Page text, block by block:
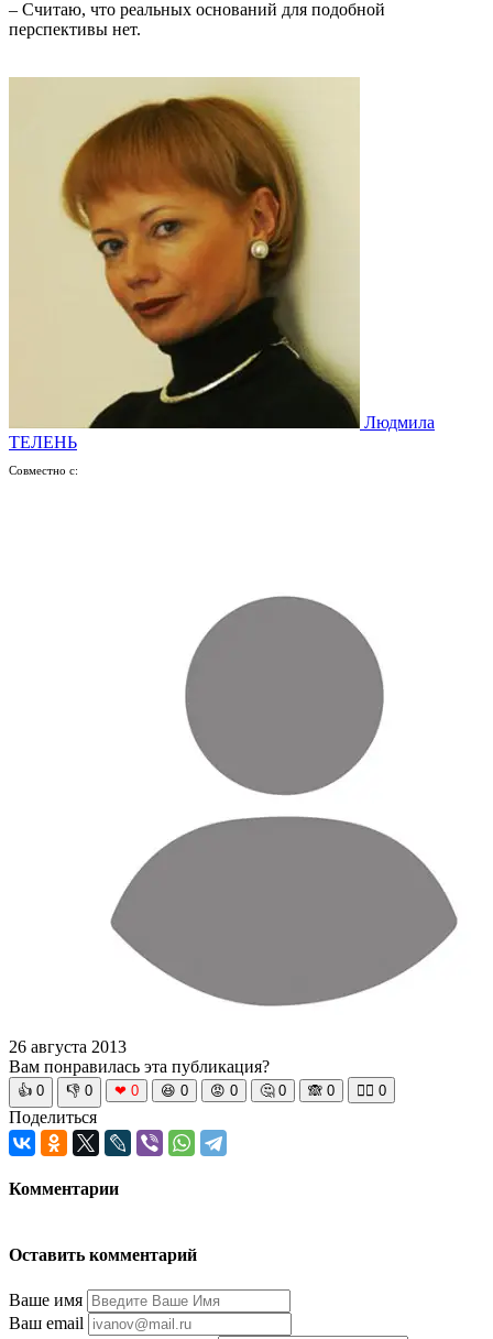
– Считаю, что реальных оснований для подобной
перспективы нет.
Людмила
ТЕЛЕНЬ
Совместно с:
26 августа 2013
Вам понравилась эта публикация?
👍 0 👎 0 ❤ 0 😆 0 😡 0 🤔 0 🙈 0 🧘‍♀️ 0
Поделиться
Комментарии
Оставить комментарий
Ваше имя
Ваш email